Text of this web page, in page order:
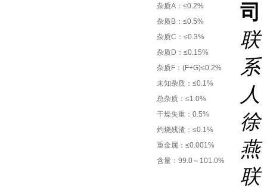
杂质A：≤0.2%
杂质B：≤0.5%
杂质C：≤0.3%
杂质D：≤0.15%
杂质F：(F+G)≤0.2%
未知杂质：≤0.1%
总杂质：≤1.0%
干燥失重：0.5%
灼烧残渣：≤0.1%
重金属：≤0.001%
含量：99.0～101.0%
司
联
系
人
徐
燕
联